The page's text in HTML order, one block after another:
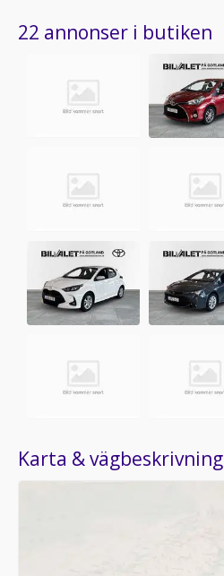
22 annonser i butiken
Karta & vägbeskrivning